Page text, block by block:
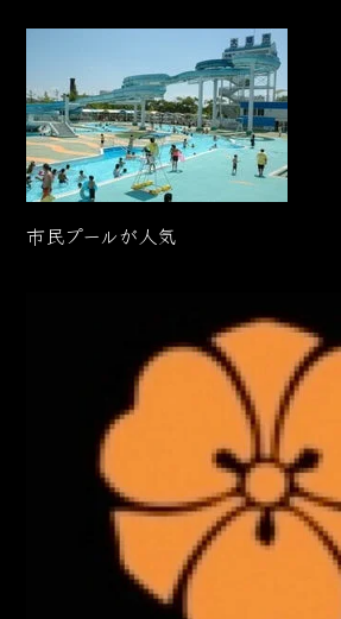
市民プールが人気